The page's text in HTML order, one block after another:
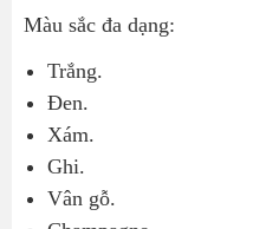
Màu sắc đa dạng:
Trắng.
Đen.
Xám.
Ghi.
Vân gỗ.